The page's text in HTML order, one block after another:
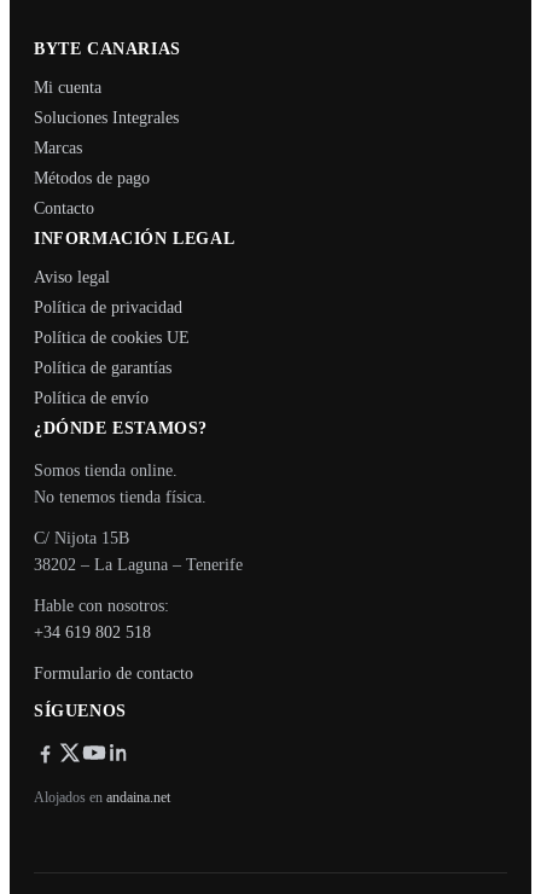
BYTE CANARIAS
Mi cuenta
Soluciones Integrales
Marcas
Métodos de pago
Contacto
INFORMACIÓN LEGAL
Aviso legal
Política de privacidad
Política de cookies UE
Política de garantías
Política de envío
¿DÓNDE ESTAMOS?
Somos tienda online.
No tenemos tienda física.
C/ Nijota 15B
38202 – La Laguna – Tenerife
Hable con nosotros:
+34 619 802 518
Formulario de contacto
SÍGUENOS
Alojados en andaina.net